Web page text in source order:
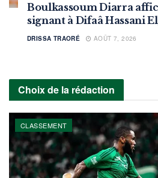
Boulkassoum Diarra
signant à Difaâ Hassani
DRISSA TRAORÉ AOÛT 7, 2026
Choix de la rédaction
CLASSEMENT